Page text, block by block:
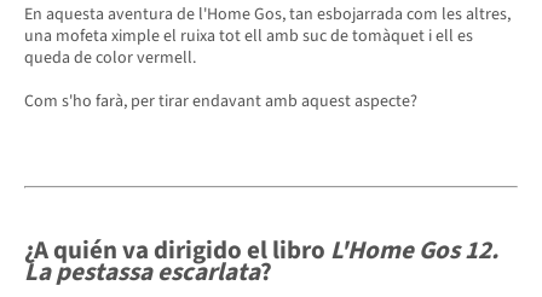
En aquesta aventura de l'Home Gos, tan esbojarrada com les altres,
una mofeta ximple el ruixa tot ell amb suc de tomàquet i ell es
queda de color vermell.
Com s'ho farà, per tirar endavant amb aquest aspecte?
¿A quién va dirigido el libro L'Home Gos 12.
La pestassa escarlata?